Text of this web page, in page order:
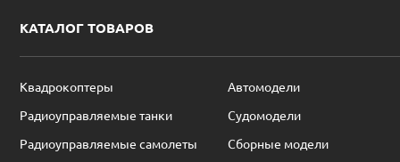
КАТАЛОГ ТОВАРОВ
Квадрокоптеры
Автомодели
Радиоуправляемые танки
Судомодели
Радиоуправляемые самолеты
Сборные модели